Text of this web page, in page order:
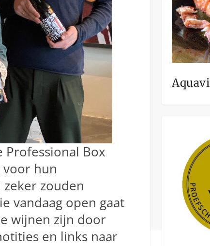
Professional Box
hun
zouden
vandaag open gaat
wijnen zijn door
en links naar